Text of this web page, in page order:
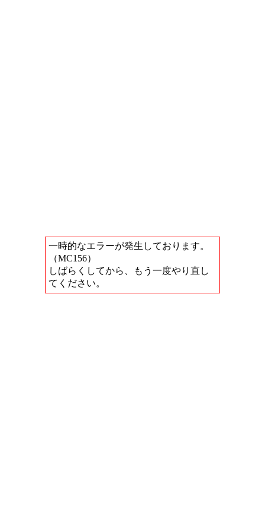
一時的なエラーが発生しております。
（MC156）
しばらくしてから、もう一度やり直し
てください。